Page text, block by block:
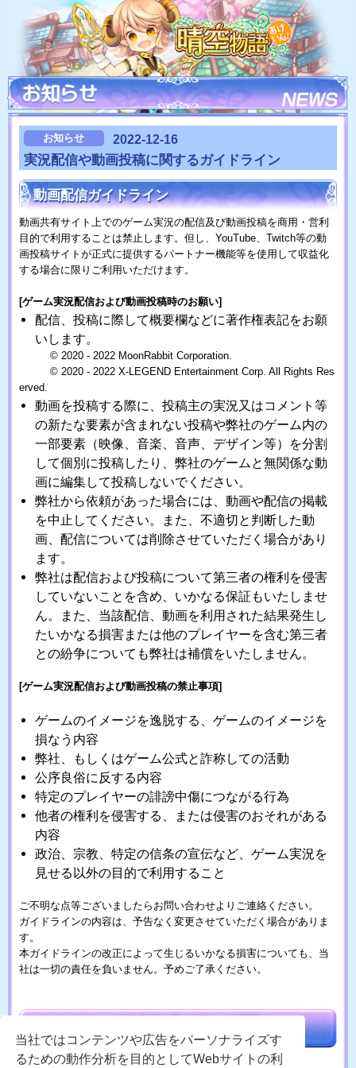
当社ではコンテンツや広告をパーソナライズす
るための動作分析を目的としてWebサイトの利
お知らせ 2022-12-16
実況配信や動画投稿に関するガイドライン
動画配信ガイドライン
動画共有サイト上でのゲーム実況の配信及び動画投稿を商用・営利
目的で利用することは禁止します。但し、YouTube、Twitch等の動
画投稿サイトが正式に提供するパートナー機能等を使用して収益化
する場合に限りご利用いただけます。
[ゲーム実況配信および動画投稿時のお願い]
配信、投稿に際して概要欄などに著作権表記をお願
いします。
© 2020 - 2022 MoonRabbit Corporation.
© 2020 - 2022 X-LEGEND Entertainment Corp. All Rights Res
erved.
動画を投稿する際に、投稿主の実況又はコメント等
の新たな要素が含まれない投稿や弊社のゲーム内の
一部要素（映像、音楽、音声、デザイン等）を分割
して個別に投稿したり、弊社のゲームと無関係な動
画に編集して投稿しないでください。
弊社から依頼があった場合には、動画や配信の掲載
を中止してください。また、不適切と判断した動
画、配信については削除させていただく場合があり
ます。
弊社は配信および投稿について第三者の権利を侵害
していないことを含め、いかなる保証もいたしませ
ん。また、当該配信、動画を利用された結果発生し
たいかなる損害または他のプレイヤーを含む第三者
との紛争についても弊社は補償をいたしません。
[ゲーム実況配信および動画投稿の禁止事項]
ゲームのイメージを逸脱する、ゲームのイメージを
損なう内容
弊社、もしくはゲーム公式と詐称しての活動
公序良俗に反する内容
特定のプレイヤーの誹謗中傷につながる行為
他者の権利を侵害する、または侵害のおそれがある
内容
政治、宗教、特定の信条の宣伝など、ゲーム実況を
見せる以外の目的で利用すること
ご不明な点等ございましたらお問い合わせよりご連絡ください。
ガイドラインの内容は、予告なく変更させていただく場合がありま
す。
本ガイドラインの改正によって生じるいかなる損害についても、当
社は一切の責任を負いません。予めご了承ください。